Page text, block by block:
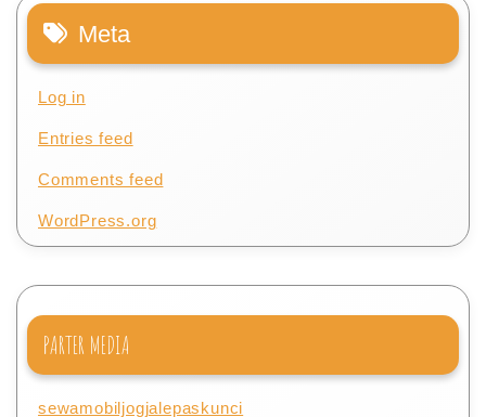
Meta
Log in
Entries feed
Comments feed
WordPress.org
PARTER MEDIA
sewamobiljogjalepaskunci